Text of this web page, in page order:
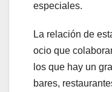
especiales.
La relación de
ocio que
los que hay un
bares,